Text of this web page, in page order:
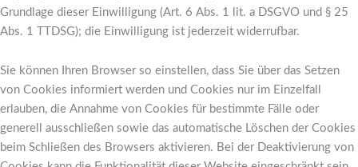
Grundlage dieser Einwilligung (Art. 6 Abs. 1 lit. a DSGVO und § 25
Abs. 1 TTDSG); die Einwilligung ist jederzeit widerrufbar.
Sie können Ihren Browser so einstellen, dass Sie über das Setzen
von Cookies informiert werden und Cookies nur im Einzelfall
erlauben, die Annahme von Cookies für bestimmte Fälle oder
generell ausschließen sowie das automatische Löschen der Cookies
beim Schließen des Browsers aktivieren. Bei der Deaktivierung von